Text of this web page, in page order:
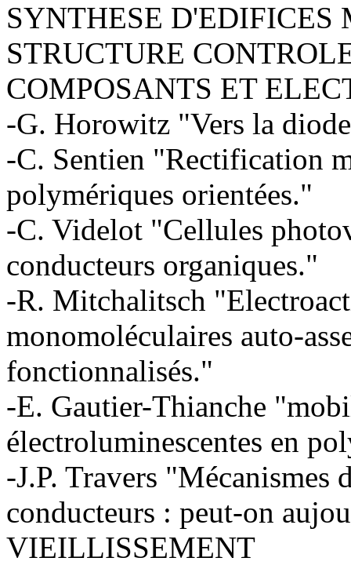
SYNTHESE D'EDIFICES
STRUCTURE
COMPOSANTS ET
-G. Horowitz "Vers la
-C. Sentien "Rectification
polymériques orientées."
-C. Videlot "Cellules
conducteurs organiques."
-R. Mitchalitsch
monomoléculaires auto-
fonctionnalisés."
-E. Gautier-Thianche
électroluminescentes en
-J.P. Travers "Mécanismes
conducteurs : peut-on
VIEILLISSEMENT